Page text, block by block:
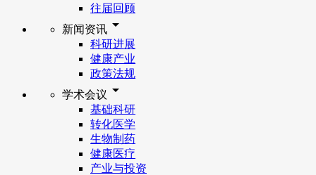
往届回顾
新闻资讯 arrow_drop_down
科研进展
健康产业
政策法规
学术会议 arrow_drop_down
基础科研
转化医学
生物制药
健康医疗
产业与投资